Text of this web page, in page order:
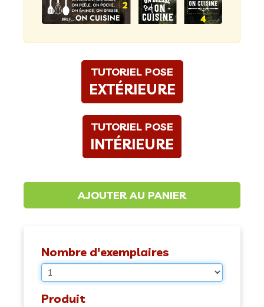
TUTORIEL POSE
EXTÉRIEURE
TUTORIEL POSE
INTÉRIEURE
Nombre d'exemplaires
Produit